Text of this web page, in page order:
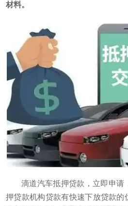
材料。
滴道汽车抵押贷款，立即申请
押贷款机构贷款有快速下放贷款的